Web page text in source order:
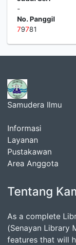
-
No. Panggil
79781
Samudera Ilmu
Informasi
Layanan
Pustakawan
Area Anggota
Tentang
As a complete
(Senayan Library
features that will